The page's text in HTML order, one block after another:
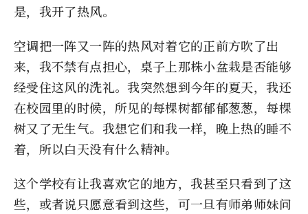
是，我开了热风。
空调把一阵又一阵的热风对着它的正前方吹了出
来，我不禁有点担心，桌子上那株小盆栽是否能够
经受住这风的洗礼。我突然想到今年的夏天，我还
在校园里的时候，所见的每棵树都郁郁葱葱，每棵
树又了无生气。我想它们和我一样，晚上热的睡不
着，所以白天没有什么精神。
这个学校有让我喜欢它的地方，我甚至只看到了这
些，或者说只愿意看到这些，可一旦有师弟师妹问